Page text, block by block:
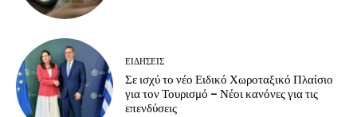
ΕΙΔΗΣΕΙΣ
Σε ισχύ το νέο Ειδικό Χωροταξικό Πλαίσιο
για τον Τουρισμό – Νέοι κανόνες για τις
επενδύσεις